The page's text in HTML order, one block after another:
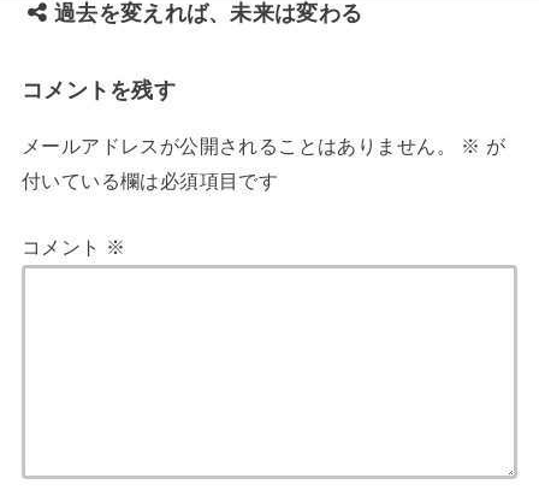
過去を変えれば、未来は変わる
コメントを残す
メールアドレスが公開されることはありません。 ※ が
付いている欄は必須項目です
コメント ※